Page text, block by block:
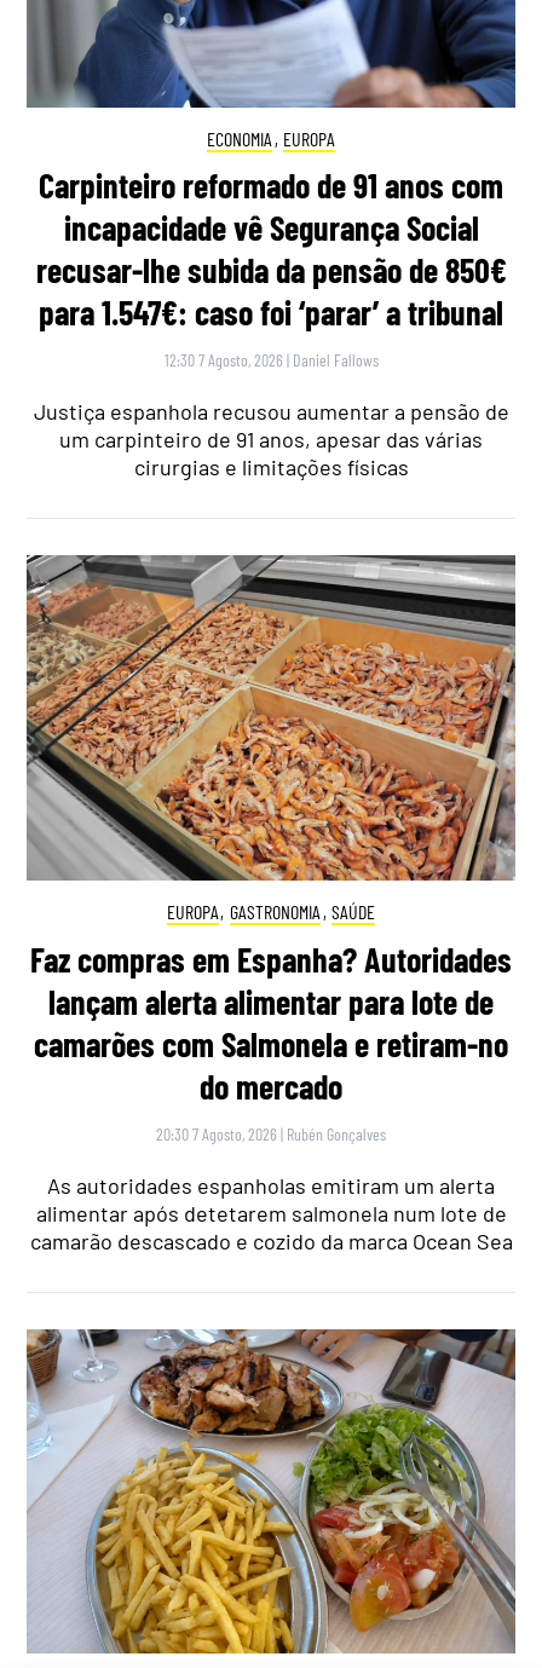
ECONOMIA , EUROPA
Carpinteiro reformado de 91 anos com
incapacidade vê Segurança Social
recusar-lhe subida da pensão de 850€
para 1.547€: caso foi ‘parar’ a tribunal
12:30 7 Agosto, 2026 | Daniel Fallows
Justiça espanhola recusou aumentar a pensão de
um carpinteiro de 91 anos, apesar das várias
cirurgias e limitações físicas
EUROPA, GASTRONOMIA , SAÚDE
Faz compras em Espanha? Autoridades
lançam alerta alimentar para lote de
camarões com Salmonela e retiram-no
do mercado
20:30 7 Agosto, 2026 | Rubén Gonçalves
As autoridades espanholas emitiram um alerta
alimentar após detetarem salmonela num lote de
camarão descascado e cozido da marca Ocean Sea